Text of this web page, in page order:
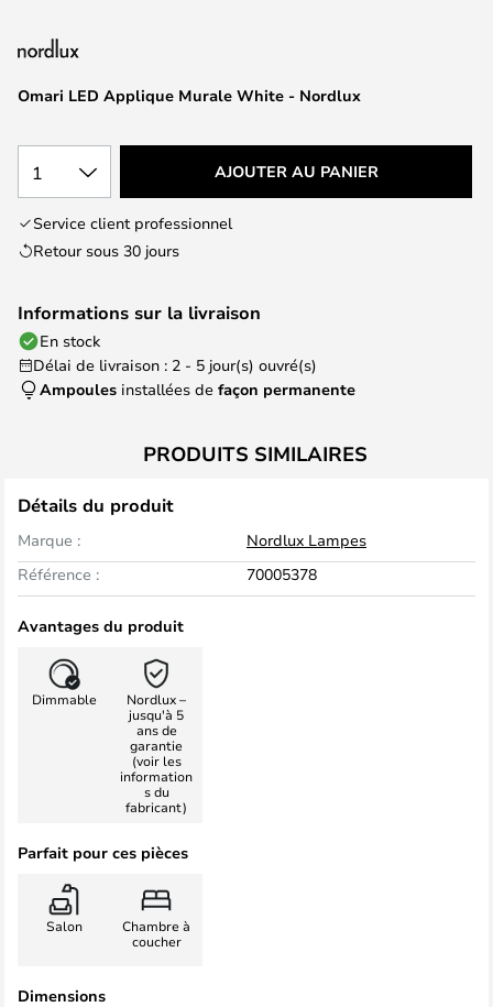
images
Omari LED Applique Murale White - Nordlux
1 AJOUTER AU PANIER
Service client professionnel
Retour sous 30 jours
Informations sur la livraison
En stock
Délai de livraison : 2 - 5 jour(s) ouvré(s)
Ampoules installées de façon permanente
PRODUITS SIMILAIRES
Détails du produit
Marque :
Nordlux Lampes
Référence :
70005378
Avantages du produit
Dimmable
Nordlux –
jusqu'à 5
ans de
garantie
(voir les
information
s du
fabricant)
Parfait pour ces pièces
Salon
Chambre à
coucher
Dimensions